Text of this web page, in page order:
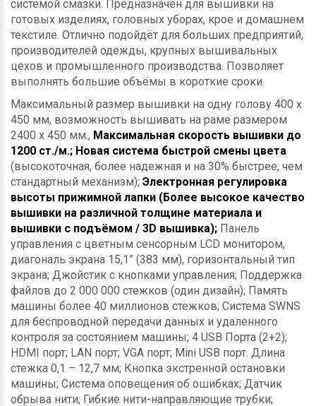
системой смазки. Предназначен для вышивки на
готовых изделиях, головных уборах, крое и домашнем
текстиле. Отлично подойдёт для больших предприятий,
производителей одежды, крупных вышивальных
цехов и промышленного производства. Позволяет
выполнять большие объёмы в короткие сроки.
Максимальный размер вышивки на одну голову 400 х
450 мм, возможность вышивать на раме размером
2400 х 450 мм., Максимальная скорость вышивки до
1200 ст./м.; Новая система быстрой смены цвета
(высокоточная, более надежная и на 30% быстрее, чем
стандартный механизм); Электронная регулировка
высоты прижимной лапки (Более высокое качество
вышивки на различной толщине материала и
вышивки с подъёмом / 3D вышивка); Панель
управления с цветным сенсорным LCD монитором,
диагональ экрана 15,1” (383 мм), горизонтальный тип
экрана; Джойстик с кнопками управления; Поддержка
файлов до 2 000 000 стежков (один дизайн); Память
машины более 40 миллионов стежков; Система SWNS
для беспроводной передачи данных и удаленного
контроля за состоянием машины; 4 USB Порта (2+2);
HDMI порт; LAN порт; VGA порт; Mini USB порт. Длина
стежка 0,1 – 12,7 мм; Кнопка экстренной остановки
машины; Система оповещения об ошибках; Датчик
обрыва нити; Гибкие нити-направляющие трубки;